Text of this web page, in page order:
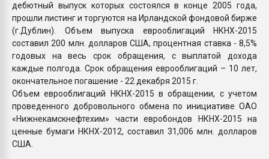
дебютный выпуск которых состоялся в конце 2005 года,
прошли листинг и торгуются на Ирландской фондовой бирже
(г.Дублин). Объем выпуска еврооблигаций НКНХ-2015
составил 200 млн. долларов США, процентная ставка - 8,5%
годовых на весь срок обращения, с выплатой дохода
каждые полгода. Срок обращения еврооблигаций – 10 лет,
окончательное погашение - 22 декабря 2015 г.
Объем еврооблигаций НКНХ-2015 в обращении, с учетом
проведенного добровольного обмена по инициативе ОАО
«Нижнекамскнефтехим» части евробондов НКНХ-2015 на
ценные бумаги НКНХ-2012, составил 31,006 млн. долларов
США.